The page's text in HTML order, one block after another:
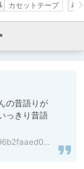
カセットテープ
の昔語りが
っきり昔語